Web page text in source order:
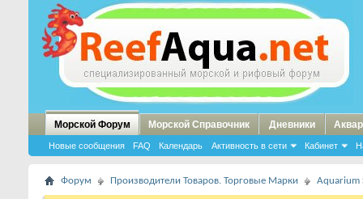
Морской Форум
Новые сообщения FAQ Календарь Активность в сети Кабинет
Морской Справочник Дневники
Форум Производители Товаров. Торговые Марки Aquarium